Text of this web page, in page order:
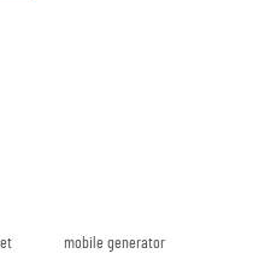
mobile generator